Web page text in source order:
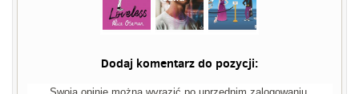
Dodaj komentarz do pozycji: